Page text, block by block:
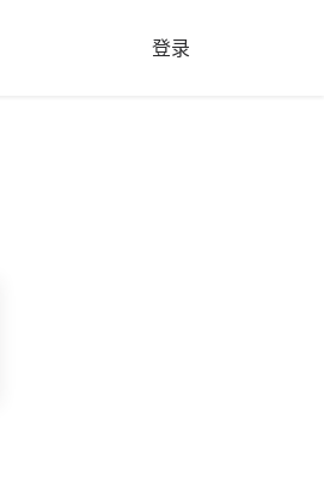
登录